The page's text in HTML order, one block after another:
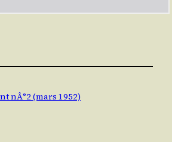
nÂ°2 (mars 1952)